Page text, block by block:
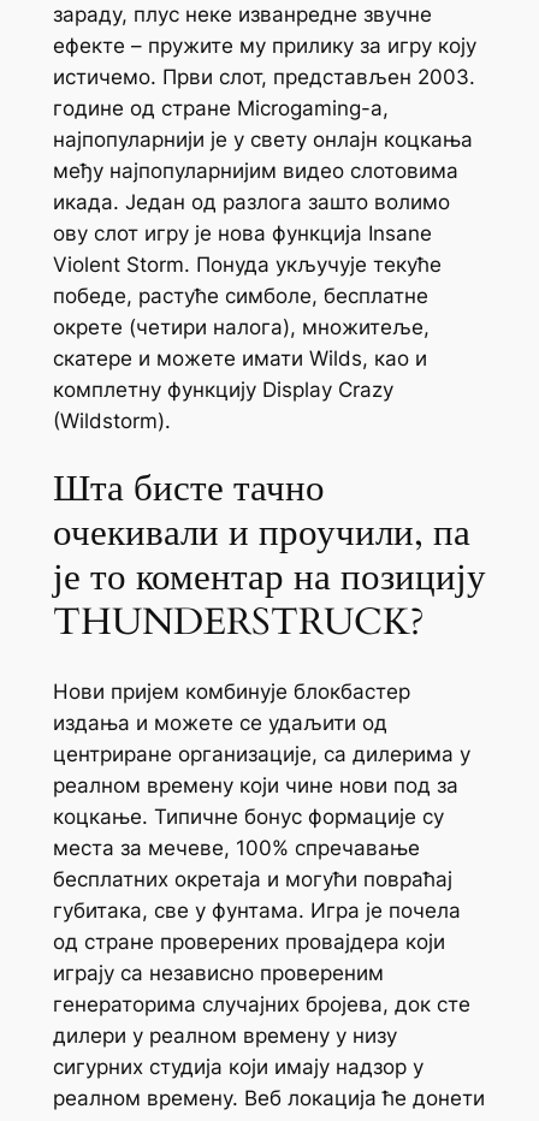
зараду, плус неке изванредне звучне
ефекте – пружите му прилику за игру коју
истичемо. Први слот, представљен 2003.
године од стране Microgaming-а,
најпопуларнији је у свету онлајн коцкања
међу најпопуларнијим видео слотовима
икада. Један од разлога зашто волимо
ову слот игру је нова функција Insane
Violent Storm. Понуда укључује текуће
победе, растуће симболе, бесплатне
окрете (четири налога), множитеље,
скатере и можете имати Wilds, као и
комплетну функцију Display Crazy
(Wildstorm).
Шта бисте тачно
очекивали и проучили, па
је то коментар на позицију
THUNDERSTRUCK?
Нови пријем комбинује блокбастер
издања и можете се удаљити од
центриране организације, са дилерима у
реалном времену који чине нови под за
коцкање. Типичне бонус формације су
места за мечеве, 100% спречавање
бесплатних окретаја и могући повраћај
губитака, све у фунтама. Игра је почела
од стране проверених провајдера који
играју са независно провереним
генераторима случајних бројева, док сте
дилери у реалном времену у низу
сигурних студија који имају надзор у
реалном времену. Веб локација ће донети